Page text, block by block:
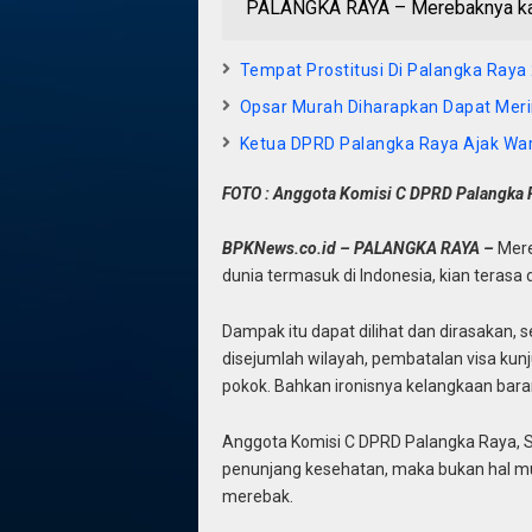
PALANGKA RAYA – Merebaknya
Tempat Prostitusi Di Palangka
Opsar Murah Diharapkan Dapat
Ketua DPRD Palangka Raya Ajak
FOTO : Anggota Komisi C DPRD
BPKNews.co.id – PALANGKA RAYA –
dunia termasuk di Indonesia, kian
Dampak itu dapat dilihat dan dirasakan,
disejumlah wilayah, pembatalan visa
pokok. Bahkan ironisnya kelangkaan
Anggota Komisi C DPRD Palangka
penunjang kesehatan, maka bukan hal
merebak.